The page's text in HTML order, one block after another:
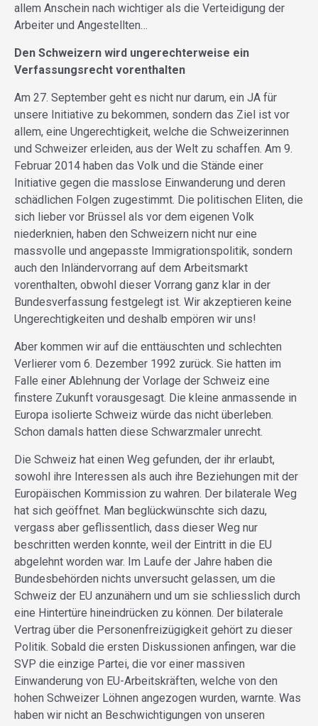
allem Anschein nach wichtiger als die Verteidigung der
Arbeiter und Angestellten…
Den Schweizern wird ungerechterweise ein
Verfassungsrecht vorenthalten
Am 27. September geht es nicht nur darum, ein JA für
unsere Initiative zu bekommen, sondern das Ziel ist vor
allem, eine Ungerechtigkeit, welche die Schweizerinnen
und Schweizer erleiden, aus der Welt zu schaffen. Am 9.
Februar 2014 haben das Volk und die Stände einer
Initiative gegen die masslose Einwanderung und deren
schädlichen Folgen zugestimmt. Die politischen Eliten, die
sich lieber vor Brüssel als vor dem eigenen Volk
niederknien, haben den Schweizern nicht nur eine
massvolle und angepasste Immigrationspolitik, sondern
auch den Inländervorrang auf dem Arbeitsmarkt
vorenthalten, obwohl dieser Vorrang ganz klar in der
Bundesverfassung festgelegt ist. Wir akzeptieren keine
Ungerechtigkeiten und deshalb empören wir uns!
Aber kommen wir auf die enttäuschten und schlechten
Verlierer vom 6. Dezember 1992 zurück. Sie hatten im
Falle einer Ablehnung der Vorlage der Schweiz eine
finstere Zukunft vorausgesagt. Die kleine anmassende in
Europa isolierte Schweiz würde das nicht überleben.
Schon damals hatten diese Schwarzmaler unrecht.
Die Schweiz hat einen Weg gefunden, der ihr erlaubt,
sowohl ihre Interessen als auch ihre Beziehungen mit der
Europäischen Kommission zu wahren. Der bilaterale Weg
hat sich geöffnet. Man beglückwünschte sich dazu,
vergass aber geflissentlich, dass dieser Weg nur
beschritten werden konnte, weil der Eintritt in die EU
abgelehnt worden war. Im Laufe der Jahre haben die
Bundesbehörden nichts unversucht gelassen, um die
Schweiz der EU anzunähern und um sie schliesslich durch
eine Hintertüre hineindrücken zu können. Der bilaterale
Vertrag über die Personenfreizügigkeit gehört zu dieser
Politik. Sobald die ersten Diskussionen anfingen, war die
SVP die einzige Partei, die vor einer massiven
Einwanderung von EU-Arbeitskräften, welche von den
hohen Schweizer Löhnen angezogen wurden, warnte. Was
haben wir nicht an Beschwichtigungen von unseren